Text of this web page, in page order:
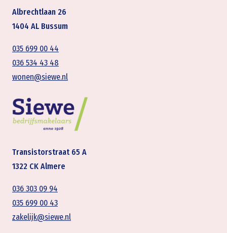
Albrechtlaan 26
1404 AL Bussum
035 699 00 44
036 534 43 48
wonen@siewe.nl
Transistorstraat 65 A
1322 CK Almere
036 303 09 94
035 699 00 43
zakelijk@siewe.nl